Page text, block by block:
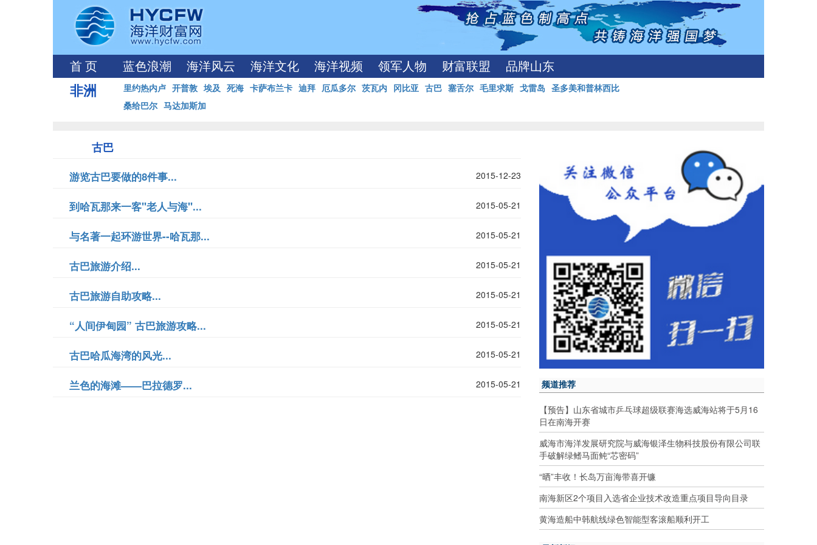
首 页 蓝色浪潮 海洋风云 海洋文化 海洋视频 领军人物 财富联盟 品牌山东
非洲 里约热内卢 开普敦 埃及 死海 卡萨布兰卡 迪拜 厄瓜多尔 茨瓦内 冈比亚 古巴 塞舌尔 毛里求斯 戈雷岛 圣多美和普林西比
桑给巴尔 马达加斯加
古巴
游览古巴要做的8件事... 2015-12-23
到哈瓦那来一客"老人与海"... 2015-05-21
与名著一起环游世界--哈瓦那... 2015-05-21
古巴旅游介绍... 2015-05-21
古巴旅游自助攻略... 2015-05-21
“人间伊甸园” 古巴旅游攻略... 2015-05-21
古巴哈瓜海湾的风光... 2015-05-21
兰色的海滩——巴拉德罗... 2015-05-21 频道推荐
【预告】山东省城市乒乓球超级联赛海选威海站将于5月16
日在南海开赛
威海市海洋发展研究院与威海银泽生物科技股份有限公司联
手破解绿鳍马面鲀“芯密码”
“晒”丰收！长岛万亩海带喜开镰
南海新区2个项目入选省企业技术改造重点项目导向目录
黄海造船中韩航线绿色智能型客滚船顺利开工